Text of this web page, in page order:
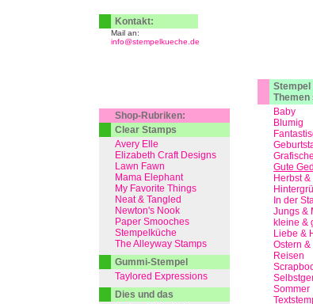
Stempel
Baby
Blumig
Gute
Herbst
In der
Jungs &
kleine &
Liebe &
Ostern
Reisen
Sommer
Kontakt:
Mail an:
info@stempelkueche.de
Shop-Rubriken:
Clear Stamps
Avery Elle
Elizabeth Craft Designs
Lawn Fawn
Mama Elephant
My Favorite Things
Neat & Tangled
Newton's Nook
Paper Smooches
Stempelküche
The Alleyway Stamps
Gummi-Stempel
Taylored Expressions
Dies und das